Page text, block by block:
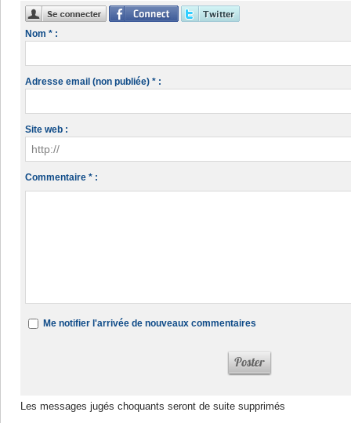
Nom * :
Adresse email (non publiée) * :
Site web :
Commentaire * :
Me notifier l'arrivée de nouveaux commentaires
Les messages jugés choquants seront de suite supprimés